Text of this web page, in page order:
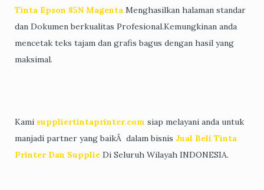
Tinta Epson 85N Magenta Menghasilkan halaman standar
dan Dokumen berkualitas Profesional.Kemungkinan anda
mencetak teks tajam dan grafis bagus dengan hasil yang
maksimal.
Kami suppliertintaprinter.com siap melayani anda untuk
manjadi partner yang baikÂ dalam bisnis Jual Beli Tinta
Printer Dan Supplie Di Seluruh Wilayah INDONESIA.